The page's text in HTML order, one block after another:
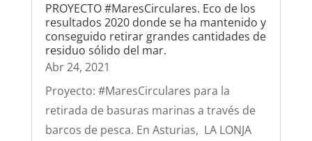
PROYECTO #MaresCirculares. Eco de los
resultados 2020 donde se ha mantenido y
conseguido retirar grandes cantidades de
residuo sólido del mar.
Abr 24, 2021
Proyecto: #MaresCirculares para la
retirada de basuras marinas a través de
barcos de pesca. En Asturias, LA LONJA